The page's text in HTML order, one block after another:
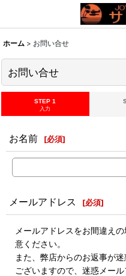
ホーム > お問い合せ
お問い合せ
STEP 1
入力
お名前 [必須]
メールアドレス [必須]
メールアドレスをお間違え
意ください。
また、弊店からのお返事が
ございますので、迷惑メー